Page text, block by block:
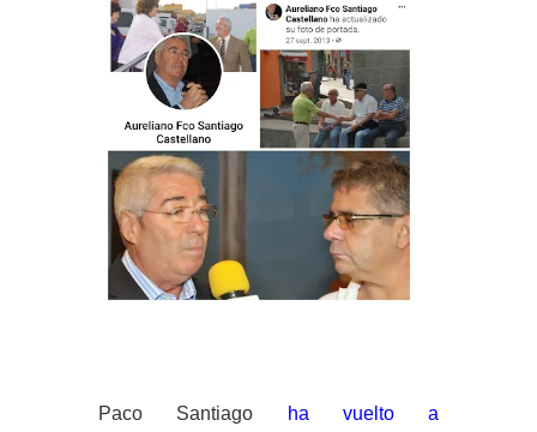
Paco Santiago
ha vuelto a